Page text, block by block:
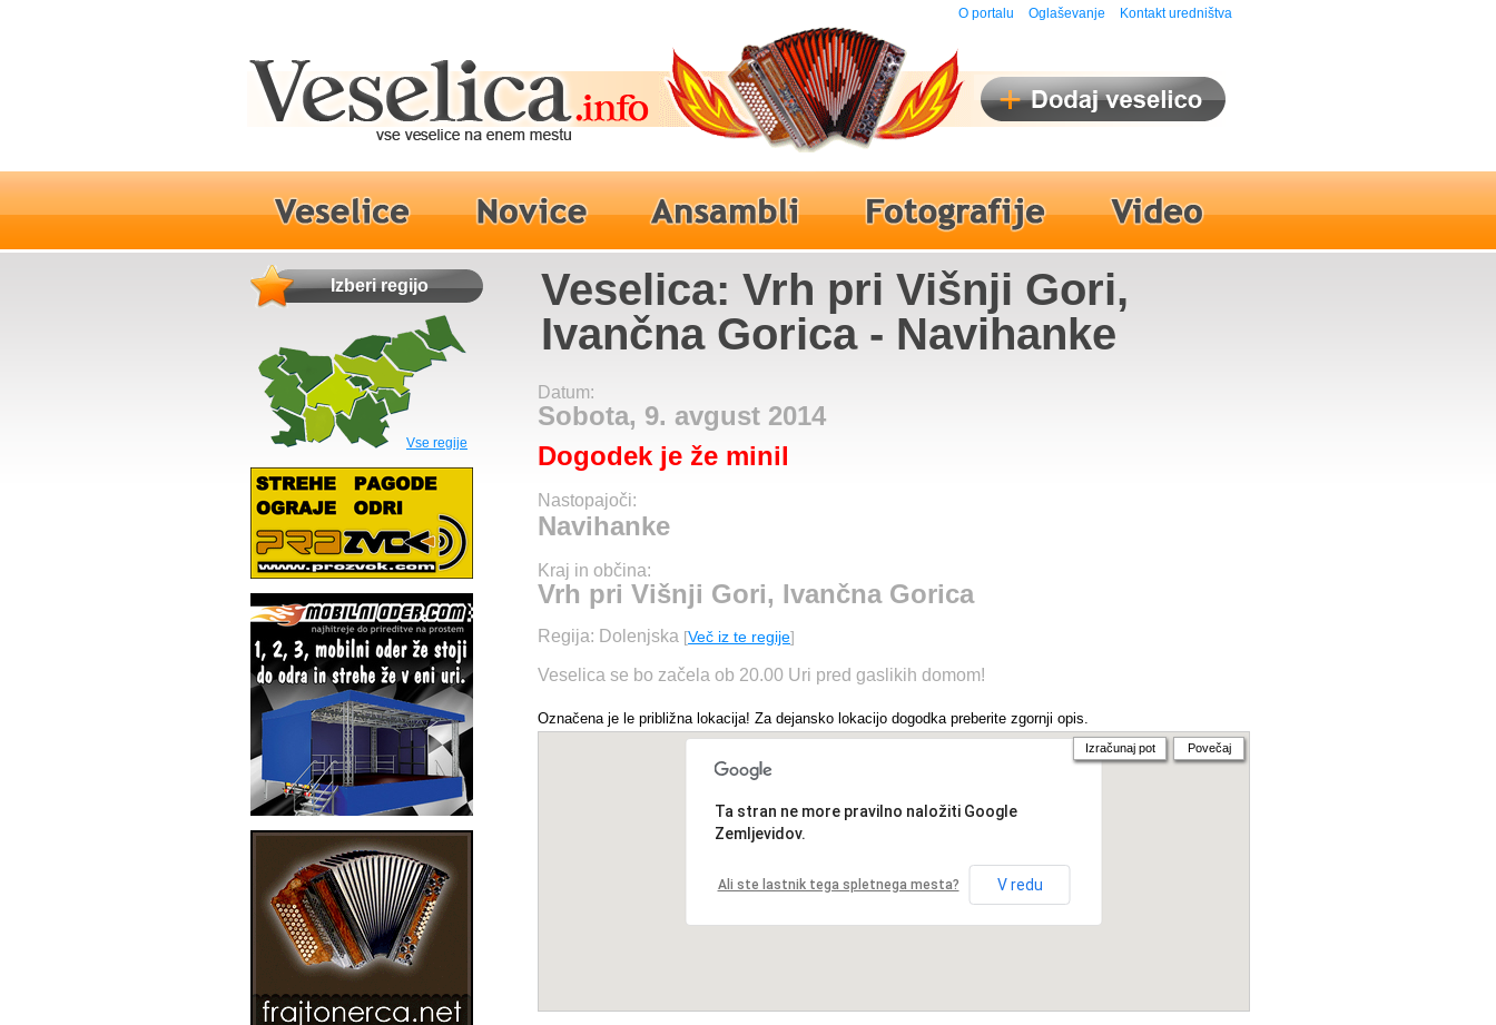
O portalu Oglaševanje Kontakt uredništva
Izberi regijo
Vse regije
Veselica: Vrh pri Višnji Gori,
Ivančna Gorica - Navihanke
Datum:
Sobota, 9. avgust 2014
Dogodek je že minil
Nastopajoči:
Navihanke
Kraj in občina:
Vrh pri Višnji Gori, Ivančna Gorica
Regija: Dolenjska [Več iz te regije]
Veselica se bo začela ob 20.00 Uri pred gaslikih domom!
Označena je le približna lokacija! Za dejansko lokacijo dogodka preberite zgornji opis.
Ta stran ne more pravilno naložiti Google
Zemljevidov.
Ali ste lastnik tega spletnega mesta? V redu
Izračunaj pot Povečaj